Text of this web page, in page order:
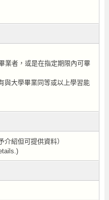
業者，或是在指定期限內可畢
與大學畢業同等或以上學習能
紹但可提供資料）